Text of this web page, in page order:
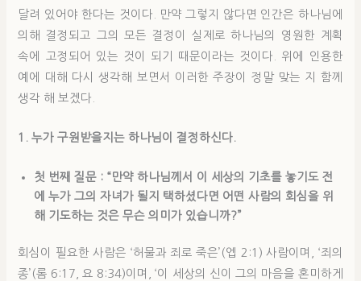
달려 있어야 한다는 것이다. 만약 그렇지 않다면 인간은 하나님에
의해 결정되고 그의 모든 결정이 실제로 하나님의 영원한 계획
속에 고정되어 있는 것이 되기 때문이라는 것이다. 위에 인용한
예에 대해 다시 생각해 보면서 이러한 주장이 정말 맞는 지 함께
생각 해 보겠다.
1. 누가구원받을지는하나님이 결정하신다.
첫 번째 질문 : “만약 하나님께서 이 세상의 기초를 놓기도 전
에 누가 그의 자녀가 될지 택하셨다면 어떤 사람의 회심을 위
해 기도하는 것은 무슨 의미가 있습니까?”
회심이 필요한 사람은 ‘허물과 죄로 죽은’(엡 2:1) 사람이며, ‘죄의
종’(롬 6:17, 요 8:34)이며, ‘이 세상의 신이 그의 마음을 혼미하게